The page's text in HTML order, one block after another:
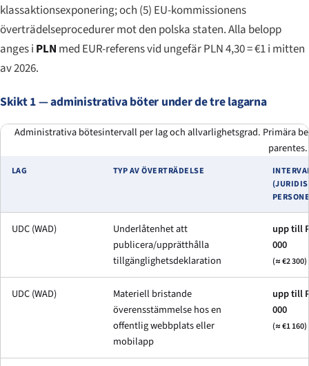
klassaktionsexponering; och (5) EU-kommissionens
överträdelseprocedurer mot den polska staten. Alla belopp
anges i PLN med EUR-referens vid ungefär PLN 4,30 = €1 i mitten
av 2026.
Skikt 1 — administrativa böter under de tre lagarna
Administrativa bötesintervall per lag och allvarlighetsgrad. Primära
parentes.
LAG TYP AV ÖVERTRÄDELSE
UDC (WAD)
Underlåtenhet att
publicera/upprätthålla
tillgänglighetsdeklaration
upp till
000
(≈ €2 300)
UDC (WAD)
Materiell bristande
överensstämmelse hos en
offentlig webbplats eller
mobilapp
upp till
000
(≈ €1 160)